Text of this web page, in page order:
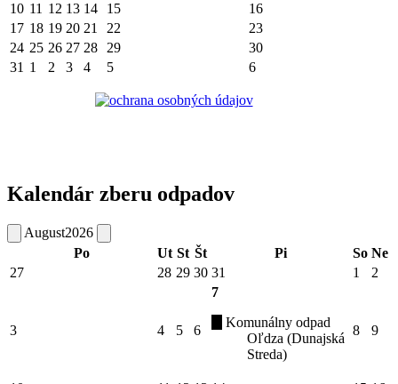
10 11 12 13 14 15
16
17 18 19 20 21 22
23
24 25 26 27 28 29
30
31 1 2 3 4 5 6
Kalendár zberu odpadov
August2026
Po
Ut St Št Pi So Ne
27
28 29 30 31 1 2
3 4 5 6
7
Komunálny odpad
Oľdza (Dunajská
Streda)
8 9